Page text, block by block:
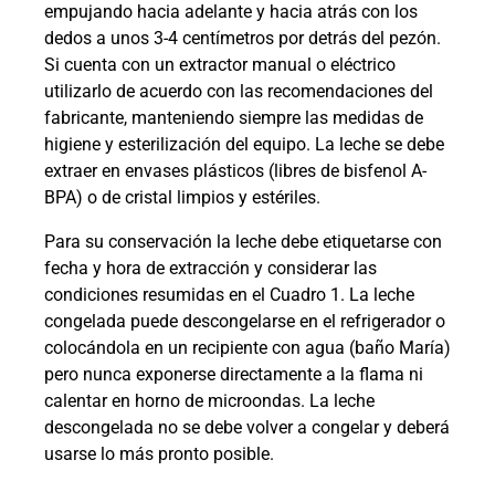
empujando hacia adelante y hacia atrás con los
dedos a unos 3-4 centímetros por detrás del pezón.
Si cuenta con un extractor manual o eléctrico
utilizarlo de acuerdo con las recomendaciones del
fabricante, manteniendo siempre las medidas de
higiene y esterilización del equipo. La leche se debe
extraer en envases plásticos (libres de bisfenol A-
BPA) o de cristal limpios y estériles.
Para su conservación la leche debe etiquetarse con
fecha y hora de extracción y considerar las
condiciones resumidas en el Cuadro 1. La leche
congelada puede descongelarse en el refrigerador o
colocándola en un recipiente con agua (baño María)
pero nunca exponerse directamente a la flama ni
calentar en horno de microondas. La leche
descongelada no se debe volver a congelar y deberá
usarse lo más pronto posible.